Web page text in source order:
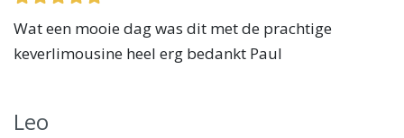
Wat een mooie dag was dit met de prachtige
keverlimousine heel erg bedankt Paul
Leo